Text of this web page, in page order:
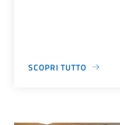
SCOPRI TUTTO